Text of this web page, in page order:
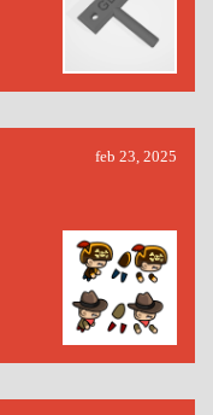
feb 23, 2025